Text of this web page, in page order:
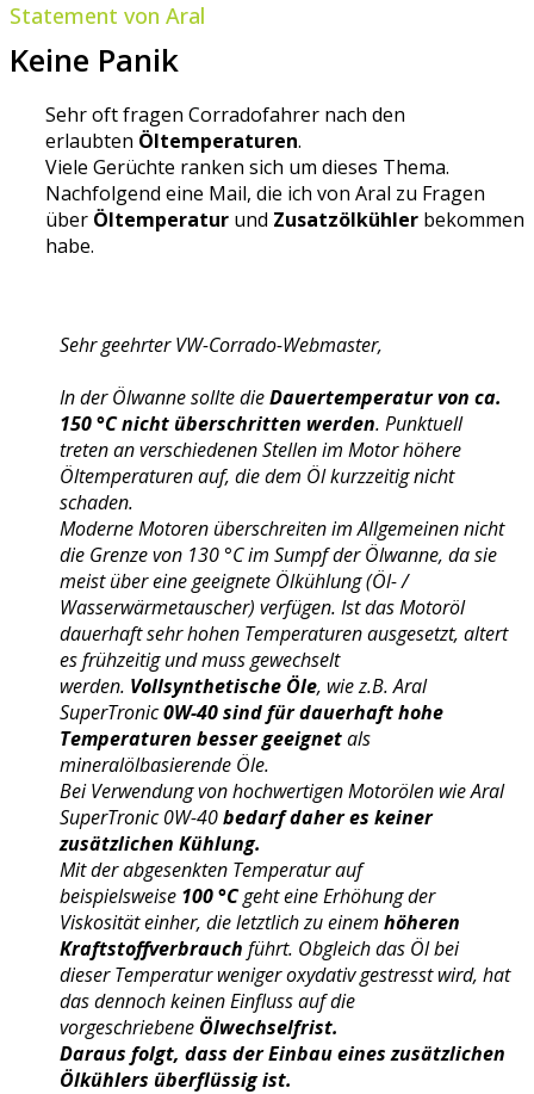
Statement von Aral
Keine Panik
Sehr oft fragen Corradofahrer nach den
erlaubten Öltemperaturen.
Viele Gerüchte ranken sich um dieses Thema.
Nachfolgend eine Mail, die ich von Aral zu Fragen
über Öltemperatur und Zusatzölkühler bekommen
habe.
Sehr geehrter VW-Corrado-Webmaster,
In der Ölwanne sollte dieDauertemperatur von ca.
150 °C nicht überschritten werden. Punktuell
treten an verschiedenen Stellen im Motor höhere
Öltemperaturen auf, die dem Öl kurzzeitig nicht
schaden.
Moderne Motoren überschreiten im Allgemeinen nicht
die Grenze von 130 °C im Sumpf der Ölwanne, da sie
meist über eine geeignete Ölkühlung (Öl- /
Wasserwärmetauscher) verfügen. Ist das Motoröl
dauerhaft sehr hohen Temperaturen ausgesetzt, altert
es frühzeitig und muss gewechselt
werden. Vollsynthetische Öle, wie z.B. Aral
SuperTronic0W-40 sind für dauerhaft hohe
Temperaturen besser geeignetals
mineralölbasierende Öle.
Bei Verwendung von hochwertigen Motorölen wie Aral
SuperTronic 0W-40bedarf daher es keiner
zusätzlichen Kühlung.
Mit der abgesenkten Temperatur auf
beispielsweise 100 °Cgeht eine Erhöhung der
Viskosität einher, die letztlich zu einem höheren
Kraftstoffverbrauch führt. Obgleich das Öl bei
dieser Temperatur weniger oxydativ gestresst wird, hat
das dennoch keinen Einfluss auf die
vorgeschriebene Ölwechselfrist.
Daraus folgt, dass der Einbau eines zusätzlichen
Ölkühlers überflüssig ist.